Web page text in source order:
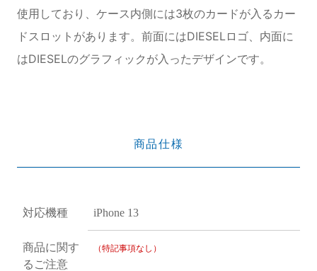
使用しており、ケース内側には3枚のカードが入るカー
ドスロットがあります。前面にはDIESELロゴ、内面に
はDIESELのグラフィックが入ったデザインです。
商品仕様
対応機種 iPhone 13
商品に関す
るご注意
（特記事項なし）